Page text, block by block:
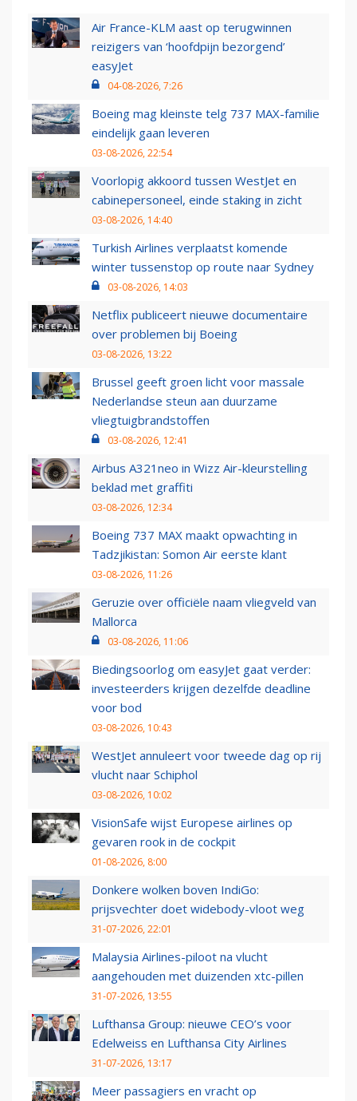
Air France-KLM aast op terugwinnen
reizigers van ‘hoofdpijn bezorgend’
easyJet
04-08-2026, 7:26
Boeing mag kleinste telg 737 MAX-familie
eindelijk gaan leveren
03-08-2026, 22:54
Voorlopig akkoord tussen WestJet en
cabinepersoneel, einde staking in zicht
03-08-2026, 14:40
Turkish Airlines verplaatst komende
winter tussenstop op route naar Sydney
03-08-2026, 14:03
Netflix publiceert nieuwe documentaire
over problemen bij Boeing
03-08-2026, 13:22
Brussel geeft groen licht voor massale
Nederlandse steun aan duurzame
vliegtuigbrandstoffen
03-08-2026, 12:41
Airbus A321neo in Wizz Air-kleurstelling
beklad met graffiti
03-08-2026, 12:34
Boeing 737 MAX maakt opwachting in
Tadzjikistan: Somon Air eerste klant
03-08-2026, 11:26
Geruzie over officiële naam vliegveld van
Mallorca
03-08-2026, 11:06
Biedingsoorlog om easyJet gaat verder:
investeerders krijgen dezelfde deadline
voor bod
03-08-2026, 10:43
WestJet annuleert voor tweede dag op rij
vlucht naar Schiphol
03-08-2026, 10:02
VisionSafe wijst Europese airlines op
gevaren rook in de cockpit
01-08-2026, 8:00
Donkere wolken boven IndiGo:
prijsvechter doet widebody-vloot weg
31-07-2026, 22:01
Malaysia Airlines-piloot na vlucht
aangehouden met duizenden xtc-pillen
31-07-2026, 13:55
Lufthansa Group: nieuwe CEO’s voor
Edelweiss en Lufthansa City Airlines
31-07-2026, 13:17
Meer passagiers en vracht op